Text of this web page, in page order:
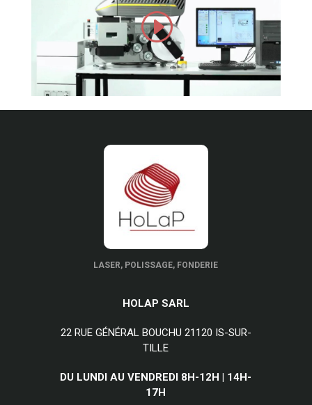
LASER, POLISSAGE, FONDERIE
HOLAP SARL
22 RUE GÉNÉRAL BOUCHU 21120 IS-SUR-
TILLE
DU LUNDI AU VENDREDI 8H-12H | 14H-
17H